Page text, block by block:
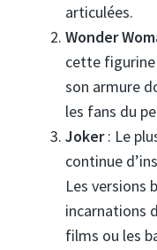
articulées.
Wonder
cette figurine
son armure
les fans du
Joker: Le
continue
Les versions
incarnations
films ou les